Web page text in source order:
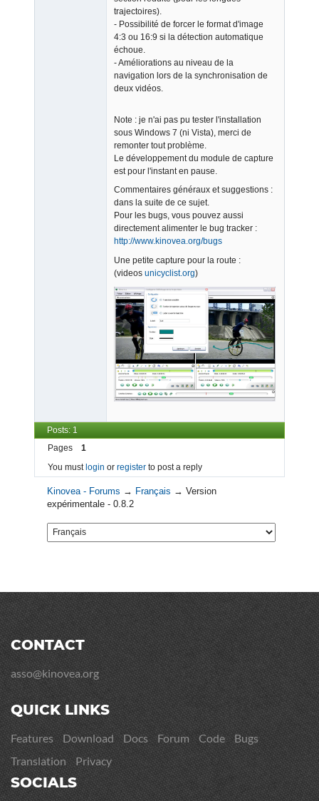
trajectoires).
- Possibilité de forcer le format d'image
4:3 ou 16:9 si la détection automatique
échoue.
- Améliorations au niveau de la
navigation lors de la synchronisation de
deux vidéos.
Note : je n'ai pas pu tester l'installation
sous Windows 7 (ni Vista), merci de
remonter tout problème.
Le développement du module de capture
est pour l'instant en pause.
Commentaires généraux et suggestions :
dans la suite de ce sujet.
Pour les bugs, vous pouvez aussi
directement alimenter le bug tracker :
http://www.kinovea.org/bugs
Une petite capture pour la route :
(videos unicyclist.org)
Posts: 1
Pages
1
You mustlogin or register to post a reply
Kinovea - Forums → Français →Version
expérimentale - 0.8.2
CONTACT
asso@kinovea.org
QUICK LINKS
Features Download Docs Forum Code
Bugs
Translation
Privacy
SOCIALS